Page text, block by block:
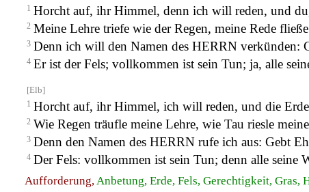
1 Horcht auf, ihr Himmel, denn ich will reden, und
2 Meine Lehre triefe wie der Regen, meine Rede
3 Denn ich will den Namen des HERRN verkünden:
4 Er ist der Fels; vollkommen ist sein Tun; ja, alle
[Elb]
1 Horcht auf, ihr Himmel, ich will reden, und die
2 Wie Regen träufle meine Lehre, wie Tau riesle
3 Denn den Namen des HERRN rufe ich aus: Gebt
4 Der Fels: vollkommen ist sein Tun; denn alle seine
Aufforderung,Anbetung, Erde, Fels, Gerechtigkeit, Gras,